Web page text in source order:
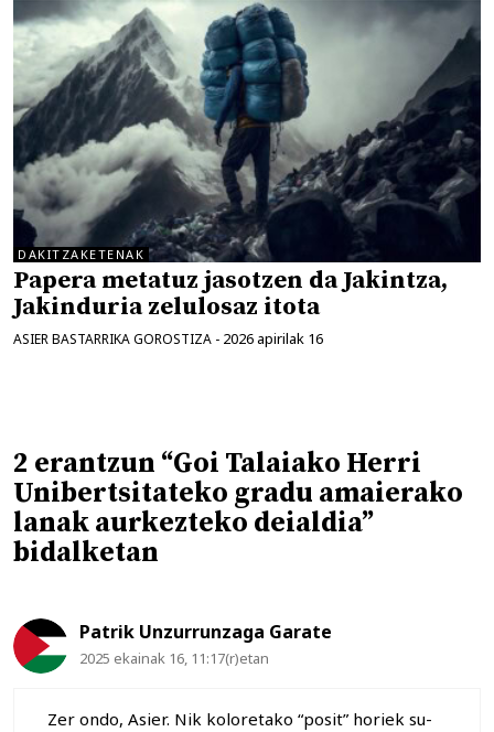
DAKITZAKETENAK
Papera metatuz jasotzen da Jakintza,
Jakinduria zelulosaz itota
ASIER BASTARRIKA GOROSTIZA - 2026 apirilak 16
2 erantzun “Goi Talaiako Herri
Unibertsitateko gradu amaierako
lanak aurkezteko deialdia”
bidalketan
Patrik Unzurrunzaga Garate
2025 ekainak 16, 11:17(r)etan
Zer ondo, Asier. Nik koloretako “posit” horiek su-